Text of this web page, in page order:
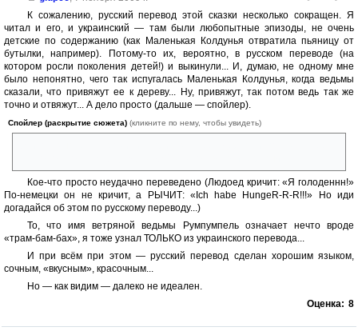
К сожалению, русский перевод этой сказки несколько сокращен. Я
читал и его, и украинский — там были любопытные эпизоды, не очень
детские по содержанию (как Маленькая Колдунья отвратила пьяницу от
бутылки, например). Потому-то их, вероятно, в русском переводе (на
котором росли поколения детей!) и выкинули... И, думаю, не одному мне
было непонятно, чего так испугалась Маленькая Колдунья, когда ведьмы
сказали, что привяжут ее к дереву... Ну, привяжут, так потом ведь так же
точно и отвяжут... А дело просто (дальше — спойлер).
Спойлер (раскрытие сюжета) (кликните по нему, чтобы увидеть)
Кое-что просто неудачно переведено (Людоед кричит: «Я голоденнн!»
По-немецки он не кричит, а РЫЧИТ: «Ich habe HungeR-R-R!!!» Но иди
догадайся об этом по русскому переводу...)
То, что имя ветряной ведьмы Румпумпель означает нечто вроде
«трам-бам-бах», я тоже узнал ТОЛЬКО из украинского перевода...
И при всём при этом — русский перевод сделан хорошим языком,
сочным, «вкусным», красочным...
Но — как видим — далеко не идеален.
Оценка: 8